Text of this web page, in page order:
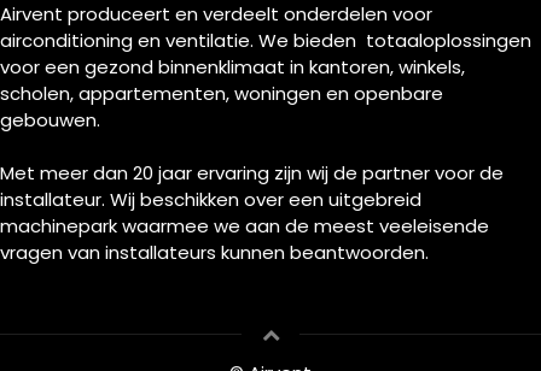
Airvent produceert en verdeelt onderdelen voor
airconditioning en ventilatie. We bieden totaaloplossingen
voor een gezond binnenklimaat in kantoren, winkels,
scholen, appartementen, woningen en openbare
gebouwen.
Met meer dan 20 jaar ervaring zijn wij de partner voor de
installateur. Wij beschikken over een uitgebreid
machinepark waarmee we aan de meest veeleisende
vragen van installateurs kunnen beantwoorden.